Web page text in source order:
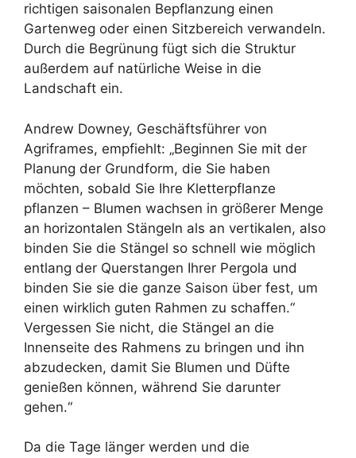
richtigen saisonalen Bepflanzung einen
Gartenweg oder einen Sitzbereich verwandeln.
Durch die Begrünung fügt sich die Struktur
außerdem auf natürliche Weise in die
Landschaft ein.
Andrew Downey, Geschäftsführer von
Agriframes, empfiehlt: „Beginnen Sie mit der
Planung der Grundform, die Sie haben
möchten, sobald Sie Ihre Kletterpflanze
pflanzen – Blumen wachsen in größerer Menge
an horizontalen Stängeln als an vertikalen, also
binden Sie die Stängel so schnell wie möglich
entlang der Querstangen Ihrer Pergola und
binden Sie sie die ganze Saison über fest, um
einen wirklich guten Rahmen zu schaffen.“
Vergessen Sie nicht, die Stängel an die
Innenseite des Rahmens zu bringen und ihn
abzudecken, damit Sie Blumen und Düfte
genießen können, während Sie darunter
gehen.“
Da die Tage länger werden und die